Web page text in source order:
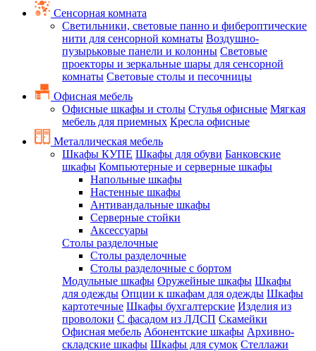
Сенсорная комната
Светильники, световые панно и фибероптические
нити для сенсорной комнаты Воздушно-
пузырьковые панели и колонны Световые
проекторы и зеркальные шары для сенсорной
комнаты Световые столы и песочницы
Офисная мебель
Офисные шкафы и столы Стулья офисные Мягкая
мебель для приемных Кресла офисные
Металлическая мебель
Шкафы КУПЕ Шкафы для обуви Банковские
шкафы Компьютерные и серверные шкафы
Напольные шкафы
Настенные шкафы
Антивандальные шкафы
Серверные стойки
Аксессуары
Столы разделочные
Столы разделочные
Столы разделочные с бортом
Модульные шкафы Оружейные шкафы Шкафы
для одежды Опции к шкафам для одежды Шкафы
картотечные Шкафы бухгалтерские Изделия из
проволоки С фасадом из ЛДСП Скамейки
Офисная мебель Абонентские шкафы Архивно-
складские шкафы Шкафы для сумок Стеллажи